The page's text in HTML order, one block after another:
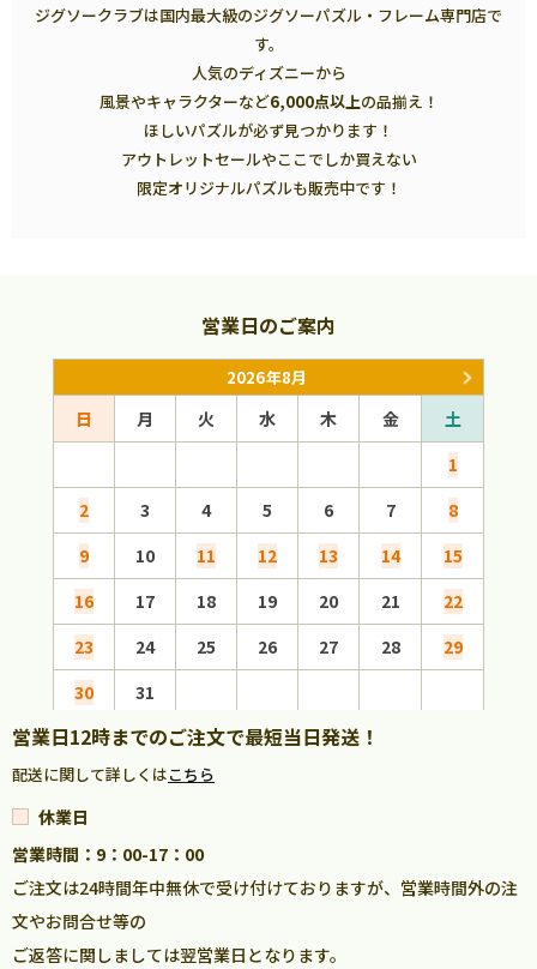
ジグソークラブは国内最大級のジグソーパズル・フレーム専門店で
す。
人気のディズニーから
風景やキャラクターなど6,000点以上の品揃え！
ほしいパズルが必ず見つかります！
アウトレットセールやここでしか買えない
限定オリジナルパズルも販売中です！
営業日のご案内
2026年8月
日 月 火 水 木 金
土
1
2
3 4 5 6 7
8
9
10 11 12 13 14
15
16
17 18 19 20 21
22
23
24 25 26 27 28
29
30
31
営業日12時までのご注文で最短当日発送！
配送に関して詳しくはこちら
休業日
営業時間：9：00-17：00
ご注文は24時間年中無休で受け付けておりますが、営業時間外の注
文やお問合せ等の
ご返答に関しましては翌営業日となります。